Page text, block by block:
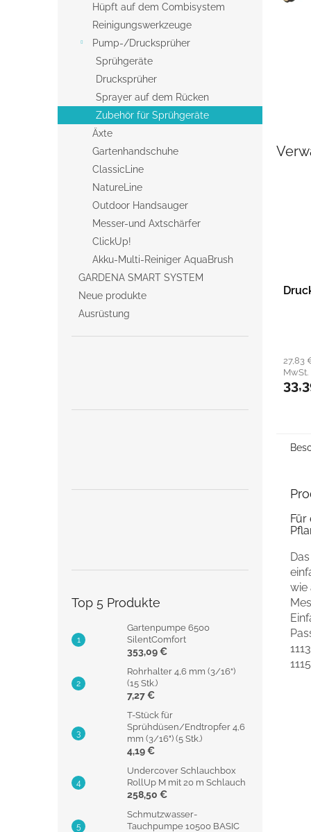
Hüpft auf dem Combisystem
Reinigungswerkzeuge
Pump-/Drucksprüher
Sprühgeräte
Drucksprüher
Sprayer auf dem Rücken
Zubehör für Sprühgeräte
Äxte
Gartenhandschuhe
ClassicLine
NatureLine
Outdoor Handsauger
Messer-und Axtschärfer
ClickUp!
Akku-Multi-Reiniger AquaBrush
GARDENA SMART SYSTEM
Neue produkte
Ausrüstung
Top 5 Produkte
Gartenpumpe 6500
SilentComfort
353,09 €
Rohrhalter 4,6 mm (3/16“)
(15 Stk.)
7,27 €
T-Stück für
Sprühdüsen/Endtropfer 4,6
mm (3/16") (5 Stk.)
4,19 €
Undercover Schlauchbox
RollUp M mit 20 m Schlauch
258,50 €
Schmutzwasser-
Tauchpumpe 10500 BASIC
27,83
MwSt.
Für
wie